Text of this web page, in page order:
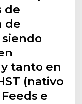
de
de
tanto en
(nativo
e